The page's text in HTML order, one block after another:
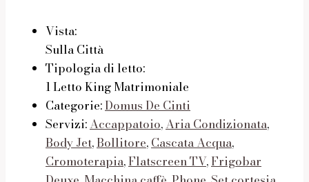
Vista:
Sulla Città
Tipologia di letto:
1 Letto King Matrimoniale
Categorie:Domus De Cinti
Servizi:Accappatoio,Aria Condizionata,
Body Jet,Bollitore,Cascata Acqua,
Cromoterapia,Flatscreen TV,Frigobar